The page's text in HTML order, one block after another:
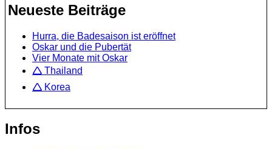
Neueste Beiträge
Hurra, die Badesaison ist eröffnet
Oskar und die Pubertät
Vier Monate mit Oskar
🛆 Thailand
🛆 Korea
Infos